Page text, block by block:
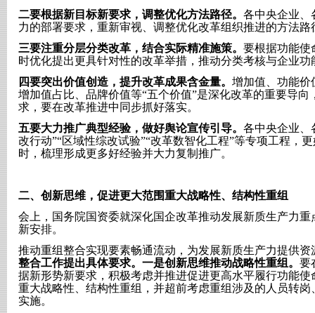
二要根据新目标新要求，调整优化方法路径。 各中央企业、
力的部署要求，重新审视、调整优化改革组织推进的方法路
三要注重分层分类改革，结合实际精准施策。 要根据功能使
时优化提出更具针对性的改革举措，推动分类考核与企业
四要突出价值创造，提升改革成果含金量。 增加值、功能价
增加值占比、品牌价值等“五个价值”是深化改革的重要导
求，要在改革推进中同步抓好落实。
五要大力推广典型经验，做好舆论宣传引导。 各中央企业、
改行动”“区域性综改试验”“改革数智化工程”等专项工程，
时，梳理形成更多好经验并大力复制推广。
二、 创新思维，促进更大范围重大战略性、结构性重组
会上，国务院国资委就深化国企改革推动发展新质生产力
新安排。
推动重组整合实现要素畅通流动，为发展新质生产力提供资
整合工作提出具体要求。一是创新思维推动战略性重组。 要
据新形势新要求，积极考虑并推进促进更高水平履行功能
重大战略性、结构性重组，并超前考虑重组涉及的人员转
实施。